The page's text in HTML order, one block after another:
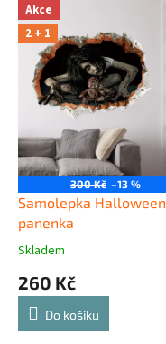
Akce
2 + 1
300 Kč –13 %
Samolepka Halloween
panenka
Skladem
260 Kč
Do košíku